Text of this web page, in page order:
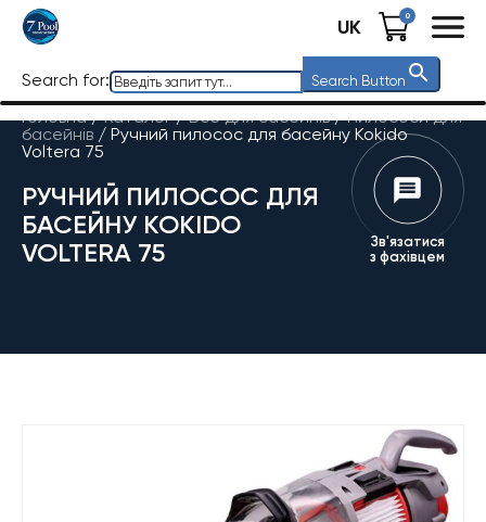
UK 0
Search for: Search Button
Головна / Каталог/Все для басейнів/Пилососи для
басейнів / Ручний пилосос для басейну Kokido
Voltera 75
РУЧНИЙ ПИЛОСОС ДЛЯ
БАСЕЙНУ KOKIDO
VOLTERA 75
Зв'язатися
з фахівцем